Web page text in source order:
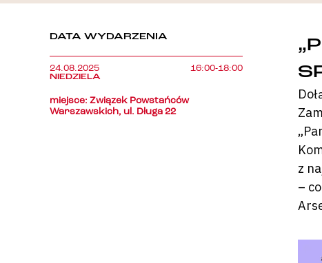
DATA WYDARZENIA
24.08.2025
NIEDZIELA
16:00-18:00
miejsce: Związek Powstańców
Warszawskich, ul. Długa 22
z
–